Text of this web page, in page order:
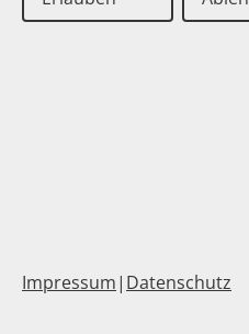
Juli 2002 -
Impressum| Datenschutz